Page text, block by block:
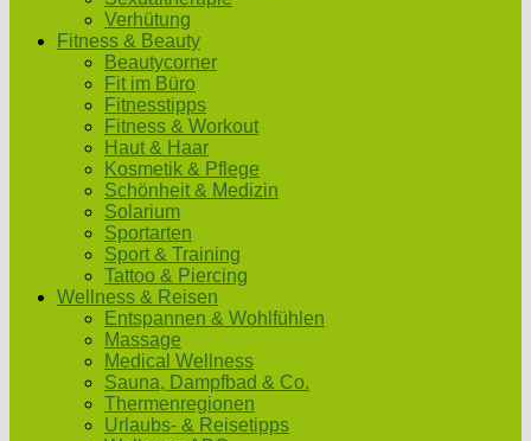
Verhütung
Fitness & Beauty
Beautycorner
Fit im Büro
Fitnesstipps
Fitness & Workout
Haut & Haar
Kosmetik & Pflege
Schönheit & Medizin
Solarium
Sportarten
Sport & Training
Tattoo & Piercing
Wellness & Reisen
Entspannen & Wohlfühlen
Massage
Medical Wellness
Sauna, Dampfbad & Co.
Thermenregionen
Urlaubs- & Reisetipps